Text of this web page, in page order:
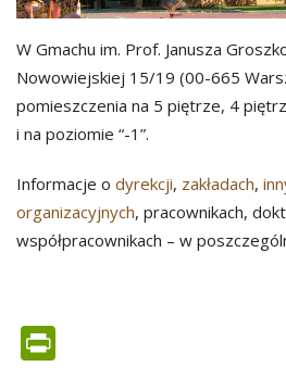
W Gmachu im. Prof. Janusza
Nowowiejskiej 15/19 (00-665
pomieszczenia na 5 piętrze, 4
i na poziomie “-1”.
Informacje o dyrekcji, zakładach,
organizacyjnych, pracownikach,
współpracownikach – w